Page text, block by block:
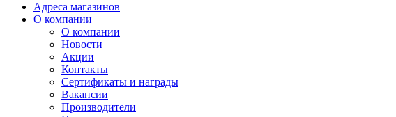
Адреса магазинов
О компании
О компании
Новости
Акции
Контакты
Сертификаты и награды
Вакансии
Производители